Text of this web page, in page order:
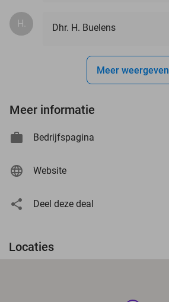
H. Dhr. H. Buelens
Meer weergeven
Meer informatie
Bedrijfspagina
Website
Deel deze deal
Locaties